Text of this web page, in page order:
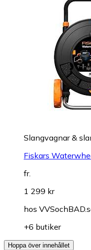
Slangvagnar &
Fiskars
fr.
1 299 kr
hos
+6 butiker
Hoppa över innehållet